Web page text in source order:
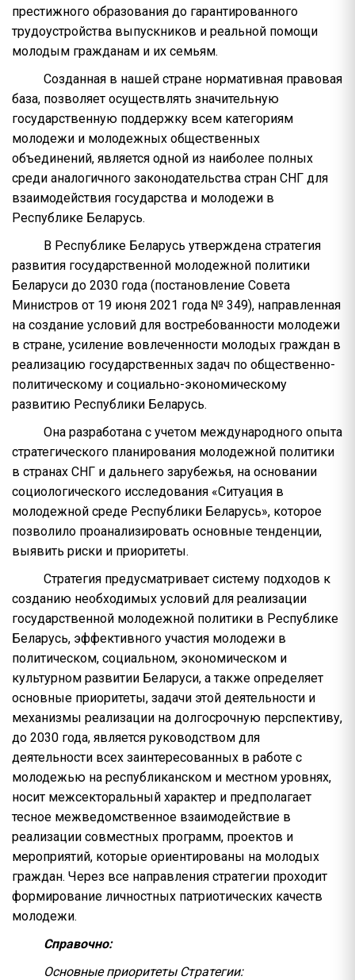
престижного образования до гарантированного
трудоустройства выпускников и реальной помощи
молодым гражданам и их семьям.
Созданная в нашей стране нормативная правовая
база, позволяет осуществлять значительную
государственную поддержку всем категориям
молодежи и молодежных общественных
объединений, является одной из наиболее полных
среди аналогичного законодательства стран СНГ для
взаимодействия государства и молодежи в
Республике Беларусь.
В Республике Беларусь утверждена стратегия
развития государственной молодежной политики
Беларуси до 2030 года (постановление Совета
Министров от 19 июня 2021 года № 349), направленная
на создание условий для востребованности молодежи
в стране, усиление вовлеченности молодых граждан в
реализацию государственных задач по общественно-
политическому и социально-экономическому
развитию Республики Беларусь.
Она разработана с учетом международного опыта
стратегического планирования молодежной политики
в странах СНГ и дальнего зарубежья, на основании
социологического исследования «Ситуация в
молодежной среде Республики Беларусь», которое
позволило проанализировать основные тенденции,
выявить риски и приоритеты.
Стратегия предусматривает систему подходов к
созданию необходимых условий для реализации
государственной молодежной политики в Республике
Беларусь, эффективного участия молодежи в
политическом, социальном, экономическом и
культурном развитии Беларуси, а также определяет
основные приоритеты, задачи этой деятельности и
механизмы реализации на долгосрочную перспективу,
до 2030 года, является руководством для
деятельности всех заинтересованных в работе с
молодежью на республиканском и местном уровнях,
носит межсекторальный характер и предполагает
тесное межведомственное взаимодействие в
реализации совместных программ, проектов и
мероприятий, которые ориентированы на молодых
граждан. Через все направления стратегии проходит
формирование личностных патриотических качеств
молодежи.
Справочно:
Основные приоритеты Стратегии: